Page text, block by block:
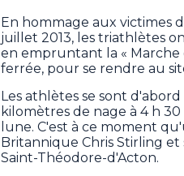
En hommage aux victimes
juillet 2013, les triathlètes
en empruntant la « Marche
ferrée, pour se rendre au
Les athlètes se sont
kilomètres de nage à 4 h
lune. C'est à ce moment
Britannique Chris Stirling
Saint-Théodore-d'Acton.